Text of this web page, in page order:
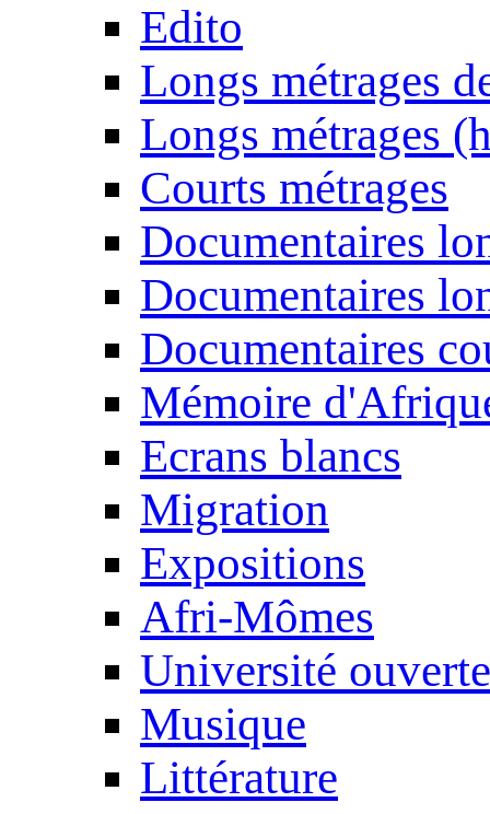
Edito
Longs métrages
Longs métrages
Courts métrages
Documentaires
Documentaires
Documentaires
Mémoire
Ecrans blancs
Migration
Expositions
Afri-Mômes
Université ouverte
Musique
Littérature